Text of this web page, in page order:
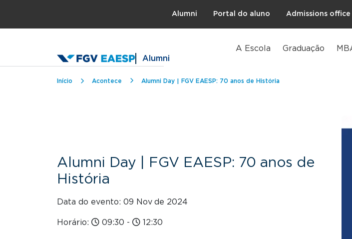
Alumni Portal do aluno Admissions office
Alumni
A Escola Graduação
Trilha de navegação
Início Acontece Alumni Day | FGV EAESP: 70 anos de História
Alumni Day | FGV EAESP: 70 anos de
História
Data do evento: 09 Nov de 2024
Horário: 09:30 - 12:30